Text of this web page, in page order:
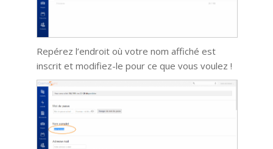
Repérez l’endroit où votre nom affiché est
inscrit et modifiez-le pour ce que vous voulez !